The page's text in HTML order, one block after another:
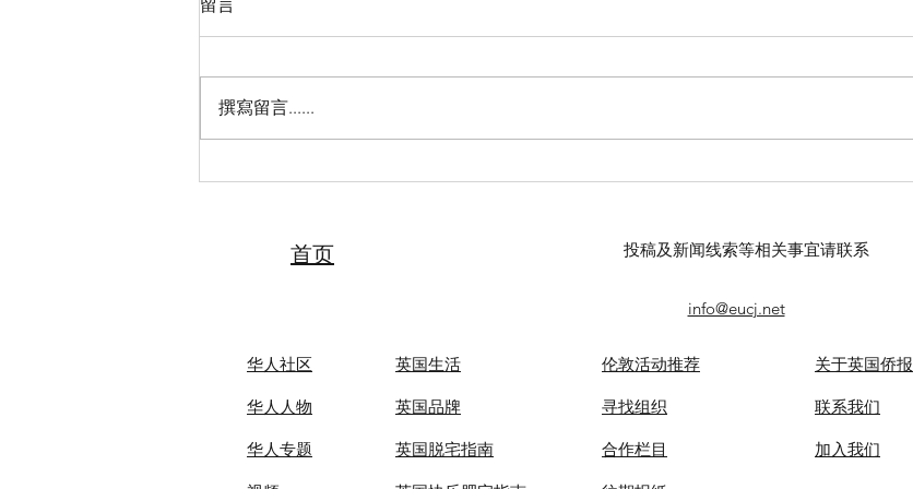
留言
撰寫留言......
首页 投稿及新闻线索等相关事宜请联系
info@eucj.net
华人社区
华人人物
华人专题
英国生活​
英国品牌
英国脱宅指南
伦敦活动推荐
​寻找组织
合作栏目
关于英国侨报
联系我们
​加入我们